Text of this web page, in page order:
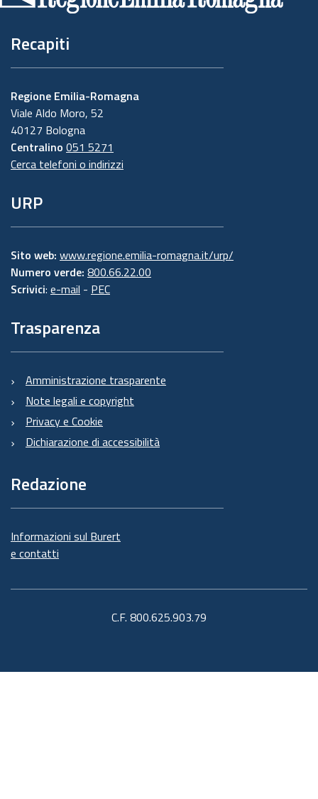
Recapiti
Regione Emilia-Romagna
Viale Aldo Moro, 52
40127 Bologna
Centralino 051 5271
Cerca telefoni o indirizzi
URP
Sito web: www.regione.emilia-romagna.it/urp/
Numero verde: 800.66.22.00
Scrivici: e-mail - PEC
Trasparenza
Amministrazione trasparente
Note legali e copyright
Privacy e Cookie
Dichiarazione di accessibilità
Redazione
Informazioni sul Burert
e contatti
C.F. 800.625.903.79